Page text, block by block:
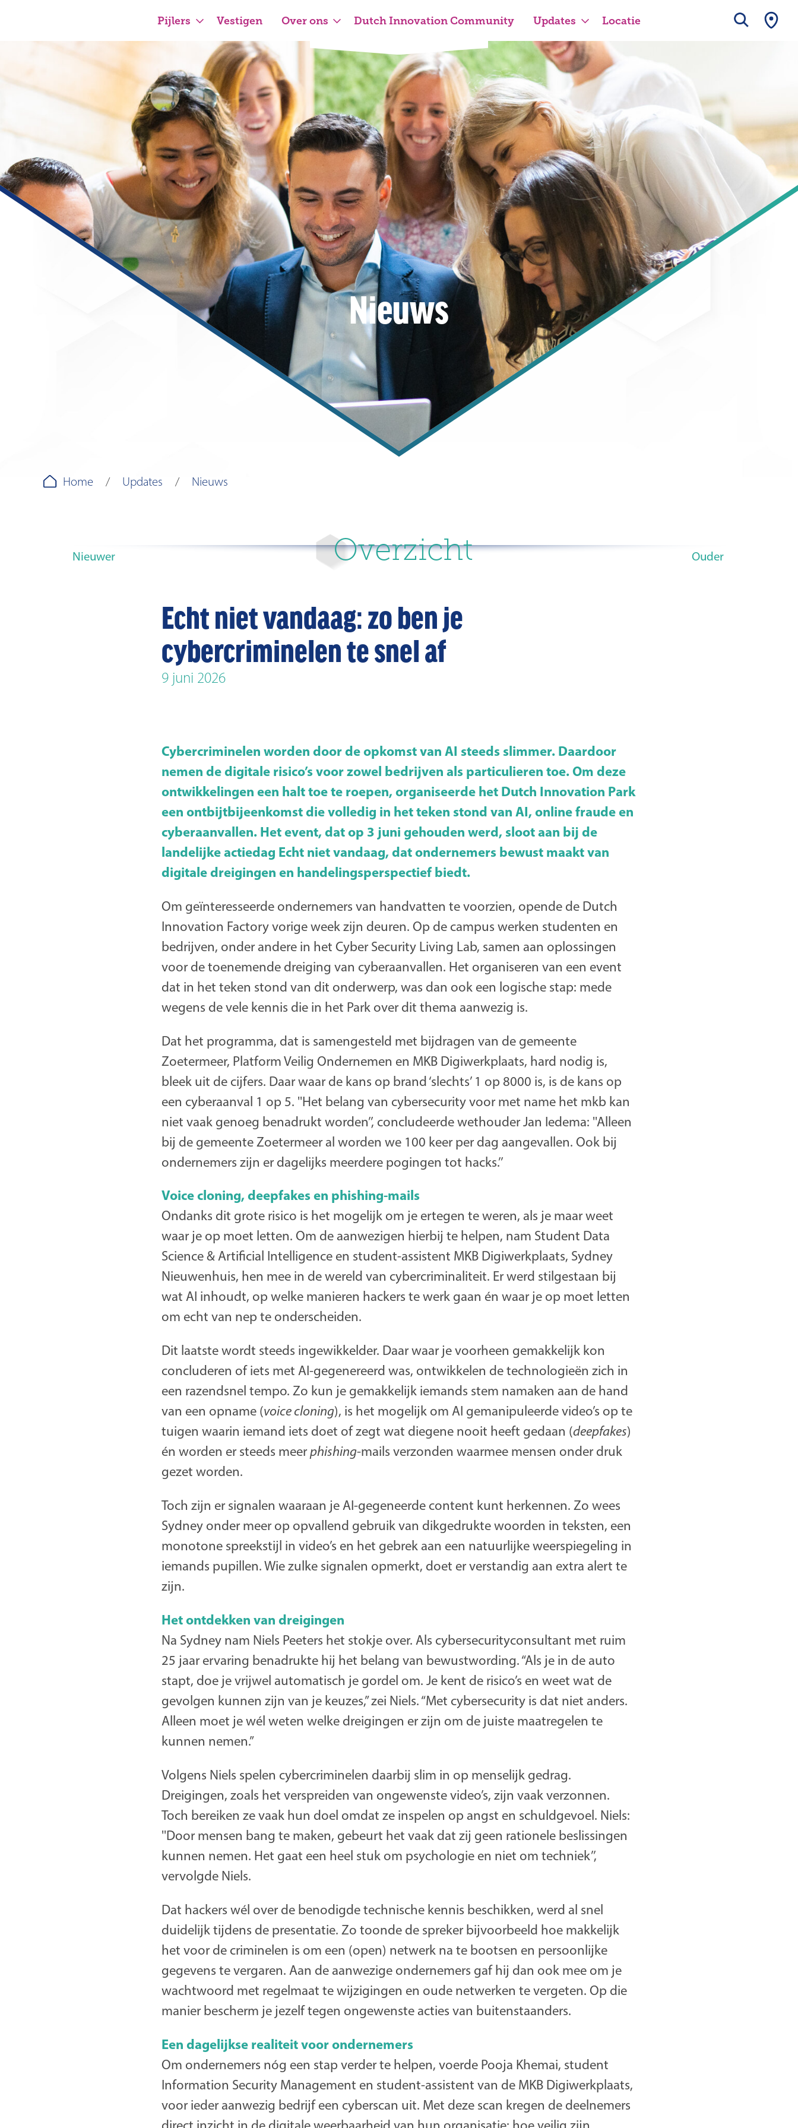
Pijlers Vestigen Over ons Dutch Innovation Community Updates Locatie
Nieuws
Home Updates Nieuws
Nieuwer Overzicht Ouder
Echt niet vandaag: zo ben je
cybercriminelen te snel af
9 juni 2026
Cybercriminelen worden door de opkomst van AI steeds slimmer. Daardoor
nemen de digitale risico’s voor zowel bedrijven als particulieren toe. Om deze
ontwikkelingen een halt toe te roepen, organiseerde het Dutch Innovation Park
een ontbijtbijeenkomst die volledig in het teken stond van AI, online fraude en
cyberaanvallen. Het event, dat op 3 juni gehouden werd, sloot aan bij de
landelijke actiedag Echt niet vandaag, dat ondernemers bewust maakt van
digitale dreigingen en handelingsperspectief biedt.
Om geïnteresseerde ondernemers van handvatten te voorzien, opende de Dutch
Innovation Factory vorige week zijn deuren. Op de campus werken studenten en
bedrijven, onder andere in het Cyber Security Living Lab, samen aan oplossingen
voor de toenemende dreiging van cyberaanvallen. Het organiseren van een event
dat in het teken stond van dit onderwerp, was dan ook een logische stap: mede
wegens de vele kennis die in het Park over dit thema aanwezig is.
Dat het programma, dat is samengesteld met bijdragen van de gemeente
Zoetermeer, Platform Veilig Ondernemen en MKB Digiwerkplaats, hard nodig is,
bleek uit de cijfers. Daar waar de kans op brand ‘slechts’ 1 op 8000 is, is de kans op
een cyberaanval 1 op 5. ''Het belang van cybersecurity voor met name het mkb kan
niet vaak genoeg benadrukt worden’’, concludeerde wethouder Jan Iedema: ''Alleen
bij de gemeente Zoetermeer al worden we 100 keer per dag aangevallen. Ook bij
ondernemers zijn er dagelijks meerdere pogingen tot hacks.’’
Voice cloning, deepfakes en phishing-mails
Ondanks dit grote risico is het mogelijk om je ertegen te weren, als je maar weet
waar je op moet letten. Om de aanwezigen hierbij te helpen, nam Student Data
Science & Artificial Intelligence en student-assistent MKB Digiwerkplaats, Sydney
Nieuwenhuis, hen mee in de wereld van cybercriminaliteit. Er werd stilgestaan bij
wat AI inhoudt, op welke manieren hackers te werk gaan én waar je op moet letten
om echt van nep te onderscheiden.
Dit laatste wordt steeds ingewikkelder. Daar waar je voorheen gemakkelijk kon
concluderen of iets met AI-gegenereerd was, ontwikkelen de technologieën zich in
een razendsnel tempo. Zo kun je gemakkelijk iemands stem namaken aan de hand
van een opname (voice cloning), is het mogelijk om AI gemanipuleerde video’s op te
tuigen waarin iemand iets doet of zegt wat diegene nooit heeft gedaan (deepfakes)
én worden er steeds meerphishing-mails verzonden waarmee mensen onder druk
gezet worden.
Toch zijn er signalen waaraan je AI-gegeneerde content kunt herkennen. Zo wees
Sydney onder meer op opvallend gebruik van dikgedrukte woorden in teksten, een
monotone spreekstijl in video’s en het gebrek aan een natuurlijke weerspiegeling in
iemands pupillen. Wie zulke signalen opmerkt, doet er verstandig aan extra alert te
zijn.
Het ontdekken van dreigingen
Na Sydney nam Niels Peeters het stokje over. Als cybersecurityconsultant met ruim
25 jaar ervaring benadrukte hij het belang van bewustwording. “Als je in de auto
stapt, doe je vrijwel automatisch je gordel om. Je kent de risico’s en weet wat de
gevolgen kunnen zijn van je keuzes,” zei Niels. “Met cybersecurity is dat niet anders.
Alleen moet je wél weten welke dreigingen er zijn om de juiste maatregelen te
kunnen nemen.”
Volgens Niels spelen cybercriminelen daarbij slim in op menselijk gedrag.
Dreigingen, zoals het verspreiden van ongewenste video’s, zijn vaak verzonnen.
Toch bereiken ze vaak hun doel omdat ze inspelen op angst en schuldgevoel. Niels:
''Door mensen bang te maken, gebeurt het vaak dat zij geen rationele beslissingen
kunnen nemen. Het gaat een heel stuk om psychologie en niet om techniek’’,
vervolgde Niels.
Dat hackers wél over de benodigde technische kennis beschikken, werd al snel
duidelijk tijdens de presentatie. Zo toonde de spreker bijvoorbeeld hoe makkelijk
het voor de criminelen is om een (open) netwerk na te bootsen en persoonlijke
gegevens te vergaren. Aan de aanwezige ondernemers gaf hij dan ook mee om je
wachtwoord met regelmaat te wijzigingen en oude netwerken te vergeten. Op die
manier bescherm je jezelf tegen ongewenste acties van buitenstaanders.
Een dagelijkse realiteit voor ondernemers
Om ondernemers nóg een stap verder te helpen, voerde Pooja Khemai, student
Information Security Management en student-assistent van de MKB Digiwerkplaats,
voor ieder aanwezig bedrijf een cyberscan uit. Met deze scan kregen de deelnemers